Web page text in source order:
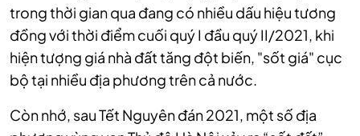
trong thời gian qua đang có nhiều dấu hiệu tương
đồng với thời điểm cuối quý I đầu quý II/2021, khi
hiện tượng giá nhà đất tăng đột biến, "sốt giá" cục
bộ tại nhiều địa phương trên cả nước.
Còn nhớ, sau Tết Nguyên đán 2021, một số địa